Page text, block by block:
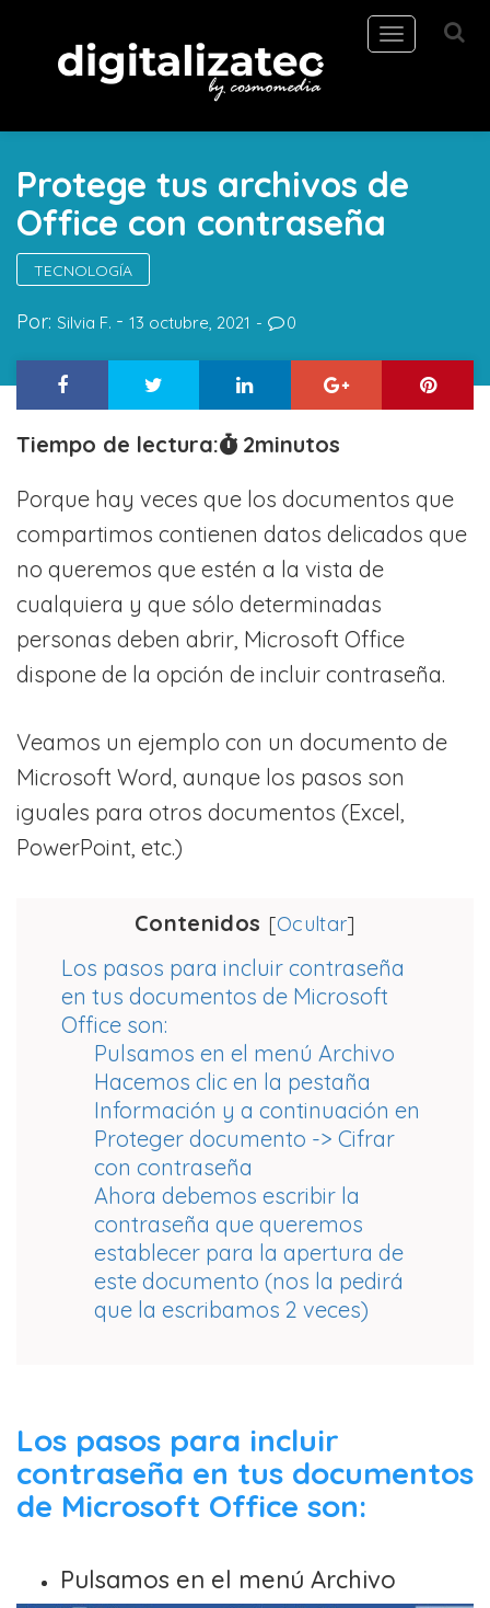
Toggle
navigation
Protege tus archivos de
Office con contraseña
TECNOLOGÍA
Por: Silvia F. 13 octubre, 2021 0
Tiempo de lectura: 2minutos
Porque hay veces que los documentos que
compartimos contienen datos delicados que
no queremos que estén a la vista de
cualquiera y que sólo determinadas
personas deben abrir, Microsoft Office
dispone de la opción de incluir contraseña.
Veamos un ejemplo con un documento de
Microsoft Word, aunque los pasos son
iguales para otros documentos (Excel,
PowerPoint, etc.)
Contenidos [Ocultar]
Los pasos para incluir contraseña
en tus documentos de Microsoft
Office son:
Pulsamos en el menú Archivo
Hacemos clic en la pestaña
Información y a continuación en
Proteger documento -> Cifrar
con contraseña
Ahora debemos escribir la
contraseña que queremos
establecer para la apertura de
este documento (nos la pedirá
que la escribamos 2 veces)
Los pasos para incluir
contraseña en tus documentos
de Microsoft Office son:
Pulsamos en el menú Archivo